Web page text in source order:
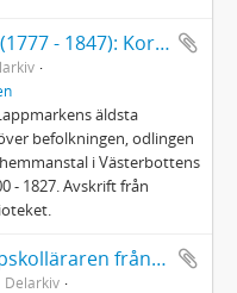
Holmström, Eric, (1777 - 1847): Kort berättelse öfver Lappmarkens äldsta inbyggare... 1700 - 1827
äldsta
befolkningen, odlingen
i Västerbottens
- 1827. Avskrift från
Lars Rumar: "Lappskolläraren från Vilhelmina"
Delarkiv